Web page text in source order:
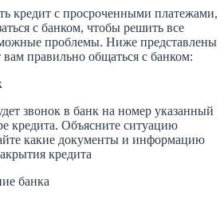
кредит с просроченными платежами,
с банком, чтобы решить все
проблемы. Ниже представлены
правильно общаться с банком:
звонок в банк на номер указанный
кредита. Объясните ситуацию
какие документы и информацию
кредита
банка